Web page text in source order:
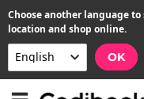
Choose another language
location and shop online.
OK